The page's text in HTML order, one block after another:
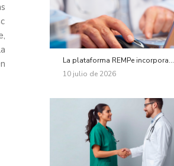
La plataforma REMPe incorpora...
10 julio de 2026